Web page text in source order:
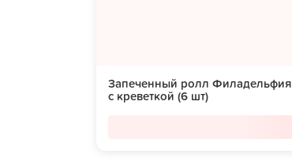
Запеченный ролл Филадельфия
с креветкой (6 шт)